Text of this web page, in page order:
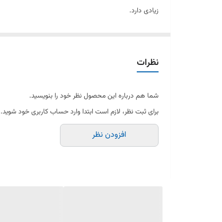
زیادی دارد.
✔ جنس: استیل ضدزنگ مقاوم در برابر زنگ‌زدگی و سایش
✔ سایز سوراخ‌ها: موجود در ۳، ۳.۵، ۴.۵، ۸، ۱۰ و ۱۲ میلی‌متر
✔ مناسب برای: چرخ گوشت‌های صنعتی سایز ۴۲
✔ برش دقیق و یکنواخت گوشت بدون له شدگی
✔ دوام بالا و مناسب برای استفاده مداوم در قصابی،
نظرات
شما هم درباره این محصول نظر خود را بنویسید.
برای ثبت نظر، لازم است ابتدا وارد حساب کاربری خود شوید.
افزودن نظر